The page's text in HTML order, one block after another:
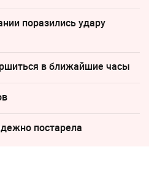
поразились удару
в ближайшие часы
постарела